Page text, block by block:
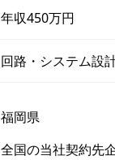
年収450万円
回路・システム設
福岡県
全国の当社契約先